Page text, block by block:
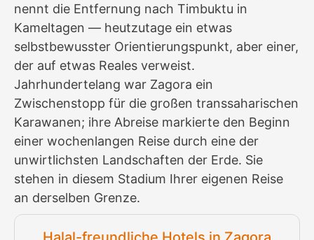
nennt die Entfernung nach Timbuktu in
Kameltagen — heutzutage ein etwas
selbstbewusster Orientierungspunkt, aber einer,
der auf etwas Reales verweist.
Jahrhundertelang war Zagora ein
Zwischenstopp für die großen transsaharischen
Karawanen; ihre Abreise markierte den Beginn
einer wochenlangen Reise durch eine der
unwirtlichsten Landschaften der Erde. Sie
stehen in diesem Stadium Ihrer eigenen Reise
an derselben Grenze.